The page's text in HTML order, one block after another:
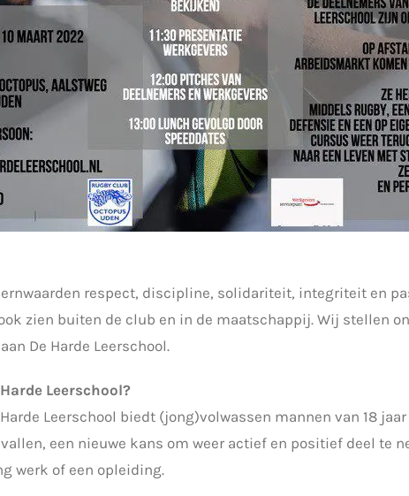
respect, discipline, solidariteit, integriteit en
zien buiten de club en in de maatschappij. Wij stellen
De Harde Leerschool.
Leerschool?
Leerschool biedt (jong)volwassen mannen van 18
een nieuwe kans om weer actief en positief deel te
werk of een opleiding.